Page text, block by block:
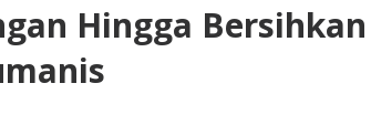
Hingga